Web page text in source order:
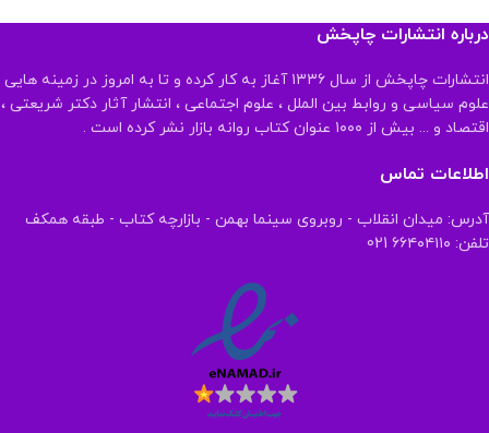
درباره انتشارات چاپخش
انتشارات چاپخش از سال ۱۳۳۶ آغاز به کار کرده و تا به امروز در زمینه هایی
علوم سیاسی و روابط بین الملل ، علوم اجتماعی ، انتشار آثار دکتر شریعتی ،
اقتصاد و ... بیش از ۱۰۰۰ عنوان کتاب روانه بازار نشر کرده است .
اطلاعات تماس
آدرس: میدان انقلاب - روبروی سینما بهمن - بازارچه کتاب - طبقه همکف
تلفن: ۶۶۴۰۴۱۱۰ 021